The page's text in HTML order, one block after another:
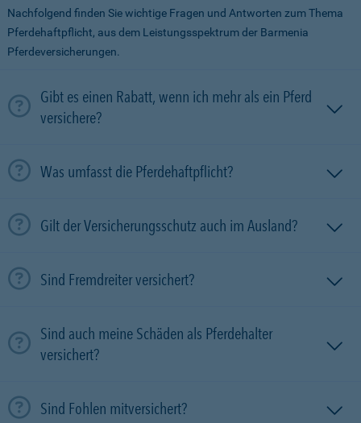
Nachfolgend finden Sie wichtige Fragen und Antworten zum Thema
Pferdehaftpflicht, aus dem Leistungsspektrum der Barmenia
Pferdeversicherungen.
Gibt es einen Rabatt, wenn ich mehr als ein Pferd
versichere?
Was umfasst die Pferdehaftpflicht?
Gilt der Versicherungsschutz auch im Ausland?
Sind Fremdreiter versichert?
Sind auch meine Schäden als Pferdehalter
versichert?
Sind Fohlen mitversichert?